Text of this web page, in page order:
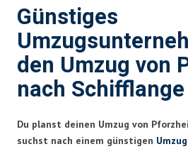
Günstiges
den Umzug von
nach Schifflange
Du planst deinen Umzug von
suchst nach einem günstigen